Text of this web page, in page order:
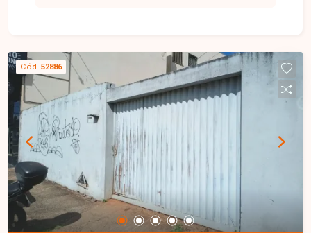
último andar de um prédio com elevador,
proporcionando uma vista livre e excelente
ventilação. Conta com sala aconchegante, 02
quartos, sendo 01 suíte com nicho, box e blindex,
banheiro social também equipado com nicho, box
e blindex, cozinha integrada à lavanderia e 01
vaga de garagem com capacidade para até 02
veículos. O proprietário ainda dispõe de mais 02
vagas, que podem ser negociadas
separadamente, caso haja interesse. Esta é uma
excelente oportunidade para quem busca um
Cód. 52886